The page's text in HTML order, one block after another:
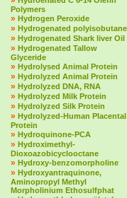
Polymers
» Hydrogen Peroxide
» Hydrogenated polyisobutane
» Hydrogenated Shark liver Oil
» Hydrogenated Tallow
Glyceride
» Hydrolysed Animal Protein
» Hydrolyzed Animal Protein
» Hydrolyzed DNA, RNA
» Hydrolyzed Milk Protein
» Hydrolyzed Silk Protein
» Hydrolyzed-Human Placental
Protein
» Hydroquinone-PCA
» Hydroximethyl-
Dioxoazobicyclooctane
» Hydroxy-benzomorpholine
» Hydroxyantraquinone,
Aminopropyl Methyl
Morpholinium Ethosulfphat